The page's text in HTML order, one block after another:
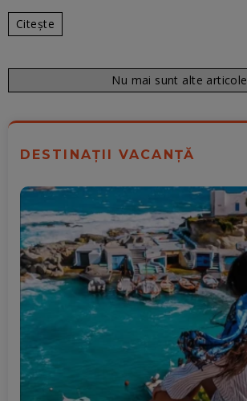
Citește
Nu mai sunt alte articole
DESTINAȚII VACANȚĂ